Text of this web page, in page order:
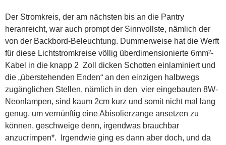
Der Stromkreis, der am nächsten bis an die Pantry
heranreicht, war auch prompt der Sinnvollste, nämlich der
von der Backbord-Beleuchtung. Dummerweise hat die Werft
für diese Lichtstromkreise völlig überdimensionierte 6mm²-
Kabel in die knapp 2 Zoll dicken Schotten einlaminiert und
die „überstehenden Enden“ an den einzigen halbwegs
zugänglichen Stellen, nämlich in den vier eingebauten 8W-
Neonlampen, sind kaum 2cm kurz und somit nicht mal lang
genug, um vernünftig eine Abisolierzange ansetzen zu
können, geschweige denn, irgendwas brauchbar
anzucrimpen*. Irgendwie ging es dann aber doch, und da